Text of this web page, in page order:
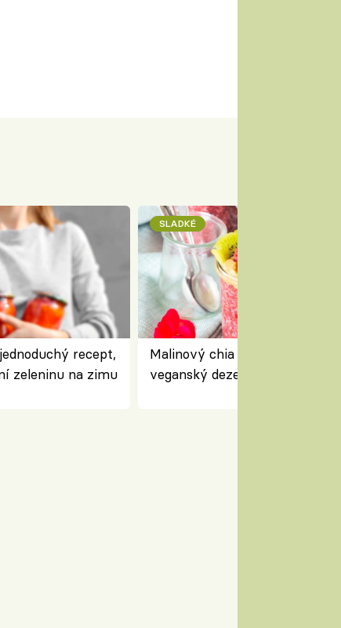
recept,
zeleninu na zimu
SLADKÉ
Malinový chia pudink s
veganský dezert plný ovoce a